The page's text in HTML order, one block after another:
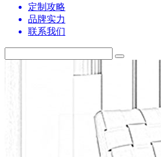
定制攻略
品牌实力
联系我们